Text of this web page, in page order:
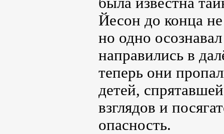
Йесон до конца
но одно
направились в
теперь они
детей,
взглядов и
опасность.